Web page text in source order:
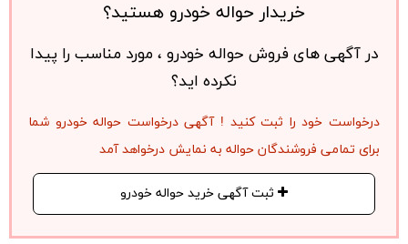
خریدار حواله خودرو هستید؟
در آگهی های فروش حواله خودرو ، مورد مناسب را پیدا
نکرده اید؟
درخواست خود را ثبت کنید ! آگهی درخواست حواله خودرو شما
برای تمامی فروشندگان حواله به نمایش درخواهد آمد
ثبت آگهی خرید حواله خودرو